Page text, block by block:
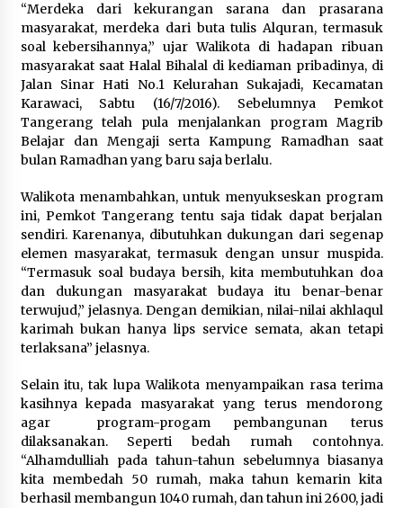
Soekarnoputri Tegaskan
Kepemimpinan Perempuan Bukan
Dominasi, Tapi Merawat Dan
Merangkul
5 Agustus 2026
Jokowi Tetap Disambut Hangat di
NTT, Ahmad Ali: Karya dan
Pengabdiannya Masih Dirasakan
5 Agustus 2026
Respons Cepat Aduan Warga, Wali
Kota Serang Bantu Bedah Rumah
Roboh Korban Bencana, Salurkan
Bantuan Rp30 Juta
5 Agustus 2026
Wali Kota Serang Budi Rustandi
Berikan Penghargaan kepada
Pemenang Sayembara Logo HUT ke-
19 Kota Serang
5 Agustus 2026
“Merdeka dari kekurangan sarana dan prasarana
masyarakat, merdeka dari buta tulis Alquran, termasuk
soal kebersihannya,” ujar Walikota di hadapan ribuan
masyarakat saat Halal Bihalal di kediaman pribadinya, di
Jalan Sinar Hati No.1 Kelurahan Sukajadi, Kecamatan
Karawaci, Sabtu (16/7/2016). Sebelumnya Pemkot
Tangerang telah pula menjalankan program Magrib
Belajar dan Mengaji serta Kampung Ramadhan saat
bulan Ramadhan yang baru saja berlalu.
Walikota menambahkan, untuk menyukseskan program
ini, Pemkot Tangerang tentu saja tidak dapat berjalan
sendiri. Karenanya, dibutuhkan dukungan dari segenap
elemen masyarakat, termasuk dengan unsur muspida.
“Termasuk soal budaya bersih, kita membutuhkan doa
dan dukungan masyarakat budaya itu benar-benar
terwujud,” jelasnya. Dengan demikian, nilai-nilai akhlaqul
karimah bukan hanya lips service semata, akan tetapi
terlaksana” jelasnya.
Selain itu, tak lupa Walikota menyampaikan rasa terima
kasihnya kepada masyarakat yang terus mendorong
agar program-progam pembangunan terus
dilaksanakan. Seperti bedah rumah contohnya.
“Alhamdulliah pada tahun-tahun sebelumnya biasanya
kita membedah 50 rumah, maka tahun kemarin kita
berhasil membangun 1040 rumah, dan tahun ini 2600, jadi